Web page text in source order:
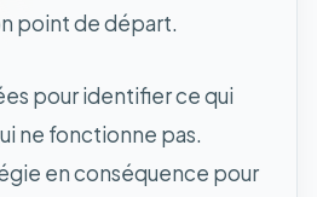
point de départ.
pour identifier ce qui
ne fonctionne pas.
en conséquence pour